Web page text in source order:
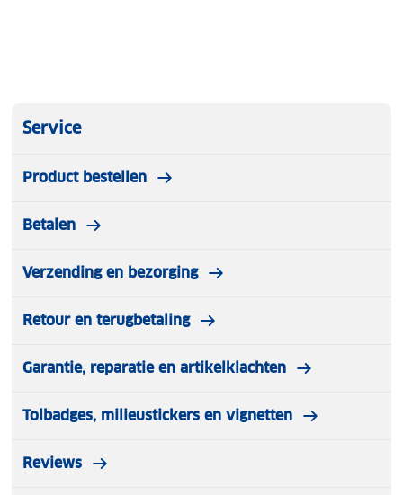
Service
Product bestellen
Betalen
Verzending en bezorging
Retour en terugbetaling
Garantie, reparatie en artikelklachten
Tolbadges, milieustickers en vignetten
Reviews